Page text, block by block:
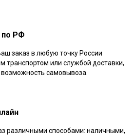
по РФ
заказ в любую точку России
транспортом или службой доставки,
самовывоза.
различными способами: наличными,